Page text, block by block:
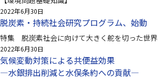
2022年6月30日
脱炭素・持続社会研究プログラム、始動
特集 脱炭素社会に向けて大きく舵を切った世界
2022年6月30日
気候変動対策による共便益効果
—水銀排出削減と水俣条約への貢献—